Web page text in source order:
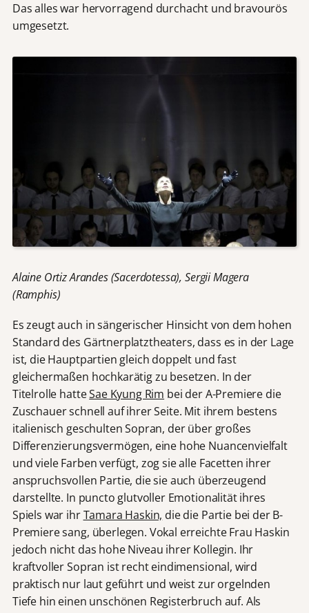
Das alles war hervorragend durchacht und bravourös
umgesetzt.
Alaine Ortiz Arandes (Sacerdotessa), Sergii Magera
(Ramphis)
Es zeugt auch in sängerischer Hinsicht von dem hohen
Standard des Gärtnerplatztheaters, dass es in der Lage
ist, die Hauptpartien gleich doppelt und fast
gleichermaßen hochkarätig zu besetzen. In der
Titelrolle hatteSae Kyung Rim bei der A-Premiere die
Zuschauer schnell auf ihrer Seite. Mit ihrem bestens
italienisch geschulten Sopran, der über großes
Differenzierungsvermögen, eine hohe Nuancenvielfalt
und viele Farben verfügt, zog sie alle Facetten ihrer
anspruchsvollen Partie, die sie auch überzeugend
darstellte. In puncto glutvoller Emotionalität ihres
Spiels war ihrTamara Haskin, die die Partie bei der B-
Premiere sang, überlegen. Vokal erreichte Frau Haskin
jedoch nicht das hohe Niveau ihrer Kollegin. Ihr
kraftvoller Sopran ist recht eindimensional, wird
praktisch nur laut geführt und weist zur orgelnden
Tiefe hin einen unschönen Registerbruch auf. Als